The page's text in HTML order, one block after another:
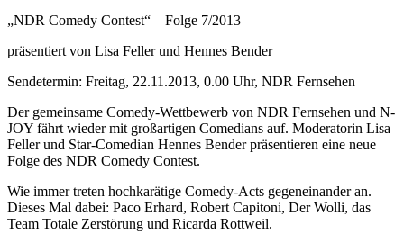
„NDR Comedy Contest“ – Folge 7/2013
präsentiert von Lisa Feller und Hennes Bender
Sendetermin: Freitag, 22.11.2013, 0.00 Uhr, NDR Fernsehen
Der gemeinsame Comedy-Wettbewerb von NDR Fernsehen und N-
JOY fährt wieder mit großartigen Comedians auf. Moderatorin Lisa
Feller und Star-Comedian Hennes Bender präsentieren eine neue
Folge des NDR Comedy Contest.
Wie immer treten hochkarätige Comedy-Acts gegeneinander an.
Dieses Mal dabei: Paco Erhard, Robert Capitoni, Der Wolli, das
Team Totale Zerstörung und Ricarda Rottweil.